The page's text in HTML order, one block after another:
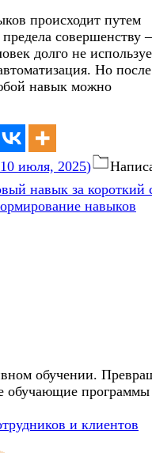
происходит путем
совершенству
долго не
Но после
навык можно
10 июля, 2025)
навык за короткий
навыков
обучении.
и клиентов